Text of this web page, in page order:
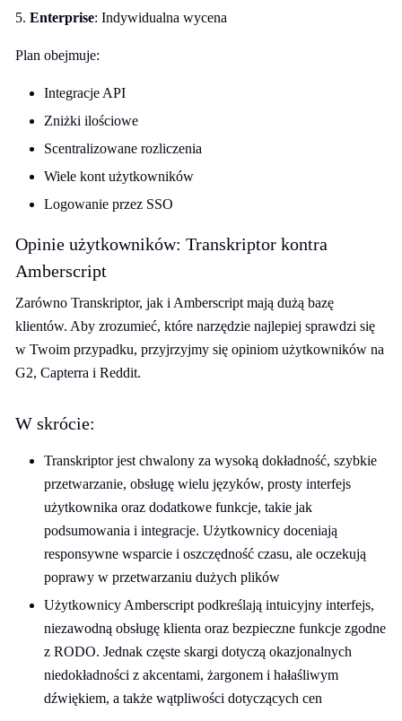
5. Enterprise: Indywidualna wycena
Plan obejmuje:
Integracje API
Zniżki ilościowe
Scentralizowane rozliczenia
Wiele kont użytkowników
Logowanie przez SSO
Opinie użytkowników: Transkriptor kontra
Amberscript
Zarówno Transkriptor, jak i Amberscript mają dużą bazę
klientów. Aby zrozumieć, które narzędzie najlepiej sprawdzi się
w Twoim przypadku, przyjrzyjmy się opiniom użytkowników na
G2, Capterra i Reddit.
W skrócie:
Transkriptor jest chwalony za wysoką dokładność, szybkie
przetwarzanie, obsługę wielu języków, prosty interfejs
użytkownika oraz dodatkowe funkcje, takie jak
podsumowania i integracje. Użytkownicy doceniają
responsywne wsparcie i oszczędność czasu, ale oczekują
poprawy w przetwarzaniu dużych plików
Użytkownicy Amberscript podkreślają intuicyjny interfejs,
niezawodną obsługę klienta oraz bezpieczne funkcje zgodne
z RODO. Jednak częste skargi dotyczą okazjonalnych
niedokładności z akcentami, żargonem i hałaśliwym
dźwiękiem, a także wątpliwości dotyczących cen